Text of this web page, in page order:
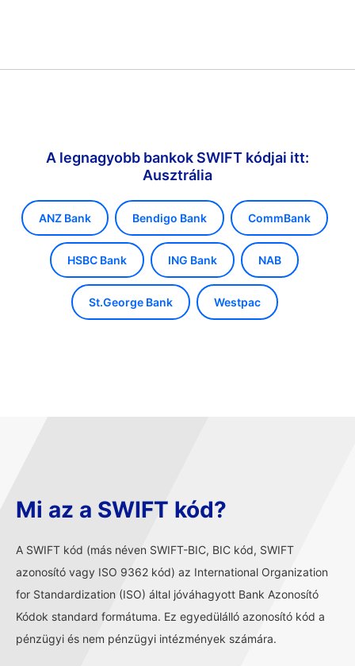
A legnagyobb bankok SWIFT kódjai itt:
Ausztrália
ANZ Bank Bendigo Bank CommBank
HSBC Bank ING Bank NAB
St.George Bank Westpac
Mi az a SWIFT kód?
A SWIFT kód (más néven SWIFT-BIC, BIC kód, SWIFT
azonosító vagy ISO 9362 kód) az International Organization
for Standardization (ISO) által jóváhagyott Bank Azonosító
Kódok standard formátuma. Ez egyedülálló azonosító kód a
pénzügyi és nem pénzügyi intézmények számára.